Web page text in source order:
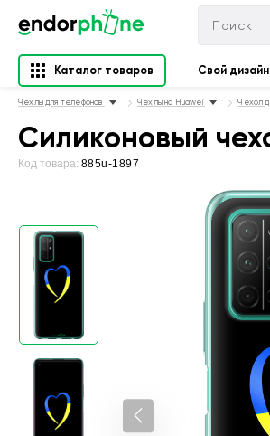
Каталог товаров Свой дизайн
Чехлы для телефонов Чехлы на Huawei Чехол
Силиконовый
Код товара: 885u-1897